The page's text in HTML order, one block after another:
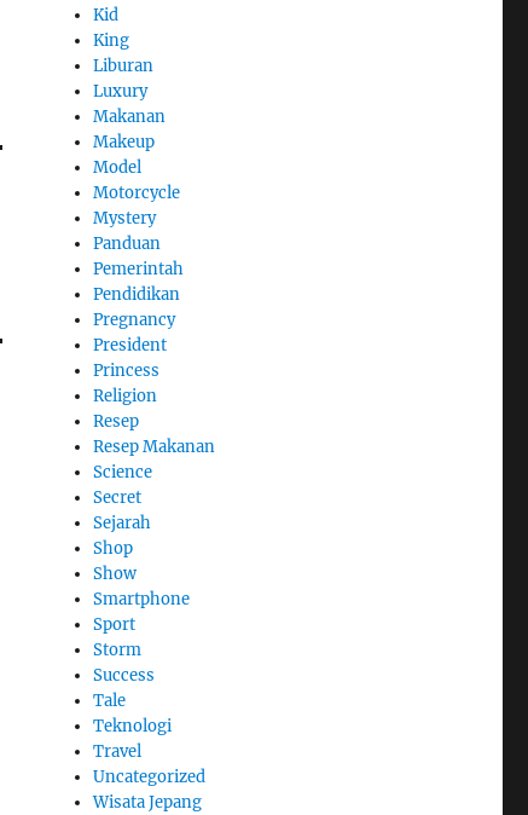
Kid
King
Liburan
Luxury
Makanan
Makeup
Model
Motorcycle
Mystery
Panduan
Pemerintah
Pendidikan
Pregnancy
President
Princess
Religion
Resep
Resep Makanan
Science
Secret
Sejarah
Shop
Show
Smartphone
Sport
Storm
Success
Tale
Teknologi
Travel
Uncategorized
Wisata Jepang